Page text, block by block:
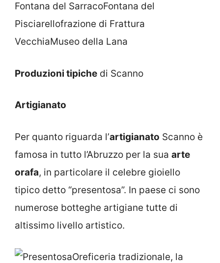
Fontana del SarracoFontana del
Pisciarellofrazione di Frattura
VecchiaMuseo della Lana
Produzioni tipiche di Scanno
Artigianato
Per quanto riguarda l’artigianato Scanno è
famosa in tutto l’Abruzzo per la sua arte
orafa, in particolare il celebre gioiello
tipico detto “presentosa”. In paese ci sono
numerose botteghe artigiane tutte di
altissimo livello artistico.
Oreficeria tradizionale, la